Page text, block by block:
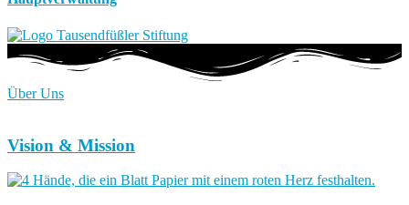
Über Uns
Vision & Mission